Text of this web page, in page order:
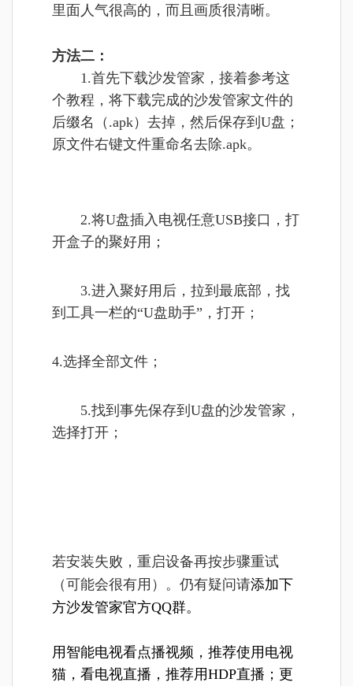
里面人气很高的，而且画质很清晰。
方法二：
1.首先下载沙发管家，接着参考这
个教程，将下载完成的沙发管家文件的
后缀名（.apk）去掉，然后保存到U盘；
原文件右键文件重命名去除.apk。
2.将U盘插入电视任意USB接口，打
开盒子的聚好用；
3.进入聚好用后，拉到最底部，找
到工具一栏的“U盘助手”，打开；
4.选择全部文件；
5.找到事先保存到U盘的沙发管家，
选择打开；
若安装失败，重启设备再按步骤重试
（可能会很有用）。仍有疑问请添加下
方沙发管家官方QQ群。
用智能电视看点播视频，推荐使用电视
猫，看电视直播，推荐用HDP直播；更